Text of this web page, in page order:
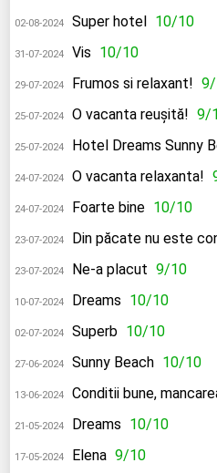
02-08-2024 Super hotel 10/10
31-07-2024 Vis 10/10
29-07-2024 Frumos si relaxant!
25-07-2024 O vacanta reușită! 9/
25-07-2024 Hotel Dreams Sunny
24-07-2024 O vacanta relaxanta!
24-07-2024 Foarte bine 10/10
23-07-2024 Din păcate nu este
23-07-2024 Ne-a placut 9/10
10-07-2024 Dreams 10/10
02-07-2024 Superb 10/10
27-06-2024 Sunny Beach 10/10
13-06-2024 Conditii bune,
21-05-2024 Dreams 10/10
17-05-2024 Elena 9/10